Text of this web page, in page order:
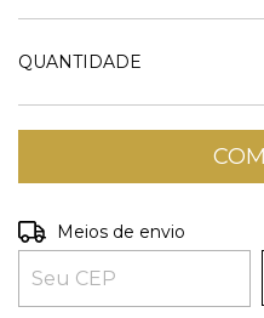
QUANTIDADE
Entregas para o CEP:
Meios de envio